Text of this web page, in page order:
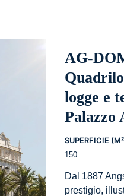
AG-
logge e
Palazzo
SUPERFICIE
150
Dal 1887
prestigio,